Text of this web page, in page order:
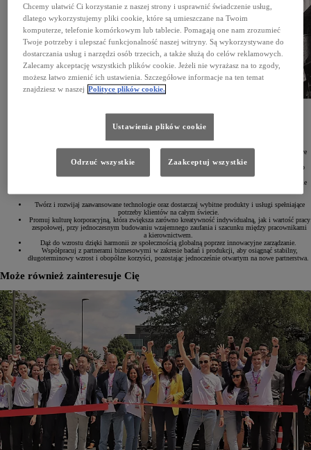
Nasze zasady przewodnie
1937 rok
Szanuj język i prawo każdego kraju i regionu oraz podejmuj otwarte i uczciwe działania biznesowe
jako silny obywatel korporacyjny świata.
Szanuj kulturę i zwyczaje każdego kraju i regionu oraz przyczyniaj się do rozwoju gospodarczego
i społecznego poprzez działania korporacyjne w ich społecznościach.
Ukierunkuj swoją działalność na dostarczanie czystych i bezpiecznych produktów oraz podnoszenie
Twórz i rozwijaj zaawansowane technologie oraz dostarczaj wybitne produkty i usługi spełniające
potrzeby klientów na całym świecie.
Promuj kulturę korporacyjną, która zwiększa zarówno kreatywność indywidualną, jak i wartość pracy
zespołowej, przy jednoczesnym budowaniu wzajemnego zaufania i szacunku między pracownikami
a kierownictwem.
Dąż do wzrostu dzięki harmonii ze społecznością globalną poprzez innowacyjne zarządzanie.
Współpracuj z partnerami biznesowymi w zakresie badań i produkcji, aby osiągnąć stabilny,
długoterminowy wzrost i obopólne korzyści, pozostając jednocześnie otwartym na nowe partnerstwa.
Może również zainteresuje Cię
Chcemy ułatwić Ci korzystanie z naszej strony i usprawnić świadczenie usług,
dlatego wykorzystujemy pliki cookie, które są umieszczane na Twoim
komputerze, telefonie komórkowym lub tablecie. Pomagają one nam zrozumieć
Twoje potrzeby i ulepszać funkcjonalność naszej witryny. Są wykorzystywane do
dostarczania usług i narzędzi osób trzecich, a także służą do celów reklamowych.
Zalecamy akceptację wszystkich plików cookie. Jeżeli nie wyrażasz na to zgody,
możesz łatwo zmienić ich ustawienia. Szczegółowe informacje na ten temat
znajdziesz w naszej Polityce plików cookie.
Ustawienia plików cookie
Odrzuć wszystkie Zaakceptuj wszystkie